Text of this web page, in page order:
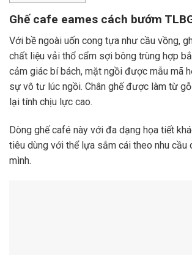
Ghế cafe eames cách bướm
Với bề ngoài uốn cong tựa như cầu vồng,
chất liệu vải thổ cẩm sợi bông trùng hợp
cảm giác bí bách, mặt ngồi được mẫu mã
sự vô tư lúc ngồi. Chân ghế được làm từ
lại tính chịu lực cao.
Dòng ghế café này với đa dạng họa tiết
tiêu dùng với thể lựa sắm cái theo nhu cầu
mình.